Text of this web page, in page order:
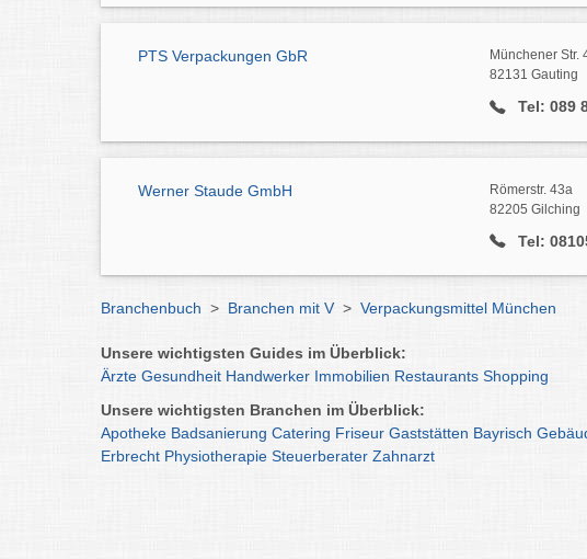
PTS Verpackungen GbR
Münchener Str.
82131 Gauting
Tel: 089
Werner Staude GmbH
Römerstr. 43a
82205 Gilching
Tel:
Branchenbuch > Branchen mit V > Verpackungsmittel München
Unsere wichtigsten Guides im Überblick:
Ärzte Gesundheit Handwerker Immobilien Restaurants Shopping
Unsere wichtigsten Branchen im Überblick:
Apotheke Badsanierung Catering Friseur Gaststätten Bayrisch
Erbrecht Physiotherapie Steuerberater Zahnarzt